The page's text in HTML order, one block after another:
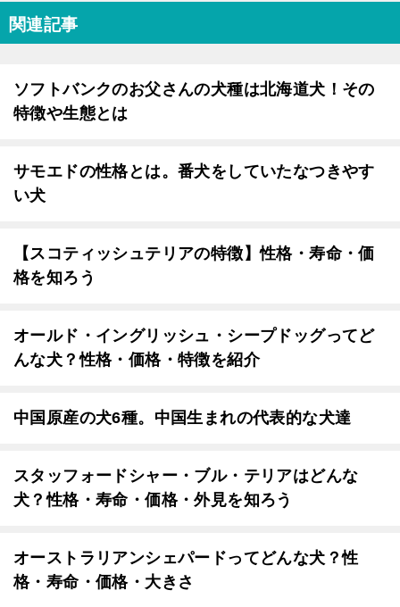
関連記事
ソフトバンクのお父さんの犬種は北海道犬！その
特徴や生態とは
サモエドの性格とは。番犬をしていたなつきやす
い犬
【スコティッシュテリアの特徴】性格・寿命・価
格を知ろう
オールド・イングリッシュ・シープドッグってど
んな犬？性格・価格・特徴を紹介
中国原産の犬6種。中国生まれの代表的な犬達
スタッフォードシャー・ブル・テリアはどんな
犬？性格・寿命・価格・外見を知ろう
オーストラリアンシェパードってどんな犬？性
格・寿命・価格・大きさ